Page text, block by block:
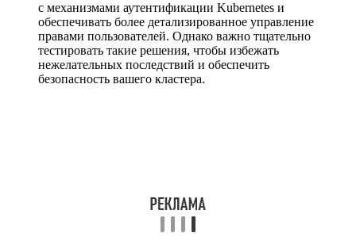
с механизмами аутентификации Kubernetes и
обеспечивать более детализированное управление
правами пользователей. Однако важно тщательно
тестировать такие решения, чтобы избежать
нежелательных последствий и обеспечить
безопасность вашего кластера.